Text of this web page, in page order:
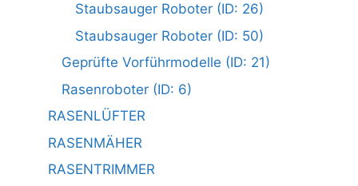
Staubsauger Roboter (ID: 26)
Staubsauger Roboter (ID: 50)
Geprüfte Vorführmodelle (ID: 21)
Rasenroboter (ID: 6)
RASENLÜFTER
RASENMÄHER
RASENTRIMMER